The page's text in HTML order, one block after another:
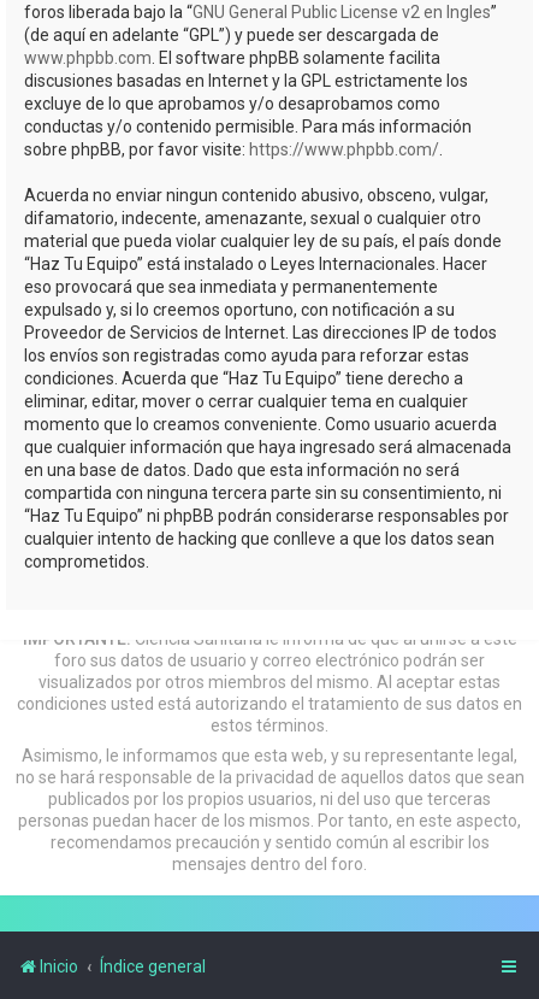
foros liberada bajo la “GNU General Public License v2 en Ingles”
(de aquí en adelante “GPL”) y puede ser descargada de
www.phpbb.com . El software phpBB solamente facilita
discusiones basadas en Internet y la GPL estrictamente los
excluye de lo que aprobamos y/o desaprobamos como
conductas y/o contenido permisible. Para más información
sobre phpBB, por favor visite: https://www.phpbb.com/
Acuerda no enviar ningun contenido abusivo, obsceno, vulgar,
difamatorio, indecente, amenazante, sexual o cualquier otro
material que pueda violar cualquier ley de su país, el país donde
“Haz Tu Equipo” está instalado o Leyes Internacionales. Hacer
eso provocará que sea inmediata y permanentemente
expulsado y, si lo creemos oportuno, con notificación a su
Proveedor de Servicios de Internet. Las direcciones IP de todos
los envíos son registradas como ayuda para reforzar estas
condiciones. Acuerda que “Haz Tu Equipo” tiene derecho a
eliminar, editar, mover o cerrar cualquier tema en cualquier
momento que lo creamos conveniente. Como usuario acuerda
que cualquier información que haya ingresado será almacenada
en una base de datos. Dado que esta información no será
compartida con ninguna tercera parte sin su consentimiento, ni
“Haz Tu Equipo” ni phpBB podrán considerarse responsables por
cualquier intento de hacking que conlleve a que los datos sean
comprometidos.
IMPORTANTE: Ciencia Sanitaria le informa de que al unirse a este
foro sus datos de usuario y correo electrónico podrán ser
visualizados por otros miembros del mismo. Al aceptar estas
condiciones usted está autorizando el tratamiento de sus datos en
estos términos.
Asimismo, le informamos que esta web, y su representante legal,
no se hará responsable de la privacidad de aquellos datos que sean
publicados por los propios usuarios, ni del uso que terceras
personas puedan hacer de los mismos. Por tanto, en este aspecto,
recomendamos precaución y sentido común al escribir los
mensajes dentro del foro.
Inicio Índice general